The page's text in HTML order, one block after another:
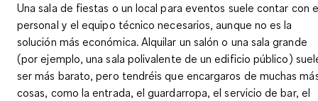
Unasala de fiestas o unlocal para eventos suele contar con
personal y el equipo técnico necesarios, aunque no es la
solución más económica. Alquilar un salón o una sala grande
(por ejemplo, una sala polivalente de un edificio público)
ser más barato, pero tendréis que encargaros de muchas
cosas, como la entrada, el guardarropa, el servicio de bar, el